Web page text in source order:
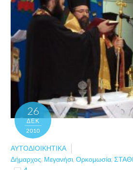
26
ΔΕΚ
2010
ΑΥΤΟΔΙΟΙΚΗΤΙΚΆ
Δήμαρχος, Μεγανήσι,Ορκομωσία,